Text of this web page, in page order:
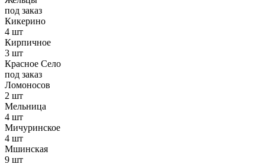
под заказ
Кикерино
4 шт
Кирпичное
3 шт
Красное Село
под заказ
Ломоносов
2 шт
Мельница
4 шт
Мичуринское
4 шт
Мшинская
9 шт